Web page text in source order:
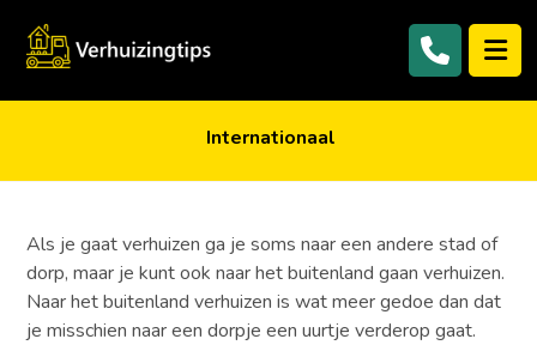
Internationaal
Als je gaat verhuizen ga je soms naar een andere stad of
dorp, maar je kunt ook naar het buitenland gaan verhuizen.
Naar het buitenland verhuizen is wat meer gedoe dan dat
je misschien naar een dorpje een uurtje verderop gaat.